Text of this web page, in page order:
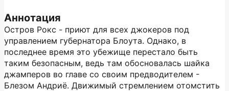
Аннотация
Остров Рокс - приют для всех джокеров под
управлением губернатора Блоута. Однако, в
последнее время это убежище перестало быть
таким безопасным, ведь там обосновалась шайка
джамперов во главе со своим предводителем -
Блезом Андриё. Движимый стремлением отомстить